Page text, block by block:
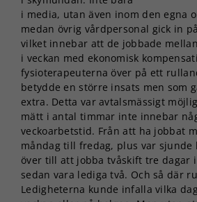
i media, utan även inom den egna
medan övrig vårdpersonal gick in
vilket innebar att de jobbade
i veckan med ekonomisk
fysioterapeuterna över på ett
betydde en större insats men som
extra. Detta var avtalsmässigt
mätt i antal timmar inte innebar
veckoarbetstid. Från att ha jobbat
måndag till fredag, plus var sjunde
över till att jobba tvåskift tre dagar
sedan vara lediga två. Och så där
Ledigheterna kunde infalla vilka